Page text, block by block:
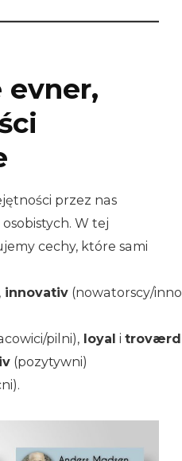
evner,
przez nas
W tej
cechy, które sami
innovativ (nowatorscy/
pilni), loyal i
(pozytywni)